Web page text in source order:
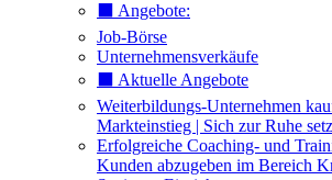
⬛️ Angebote:
Job-Börse
Unternehmensverkäufe
⬛️ Aktuelle Angebote
Weiterbildungs-Unternehmen
Markteinstieg | Sich zur Ruhe
Erfolgreiche Coaching- und
Kunden abzugeben im Bereich